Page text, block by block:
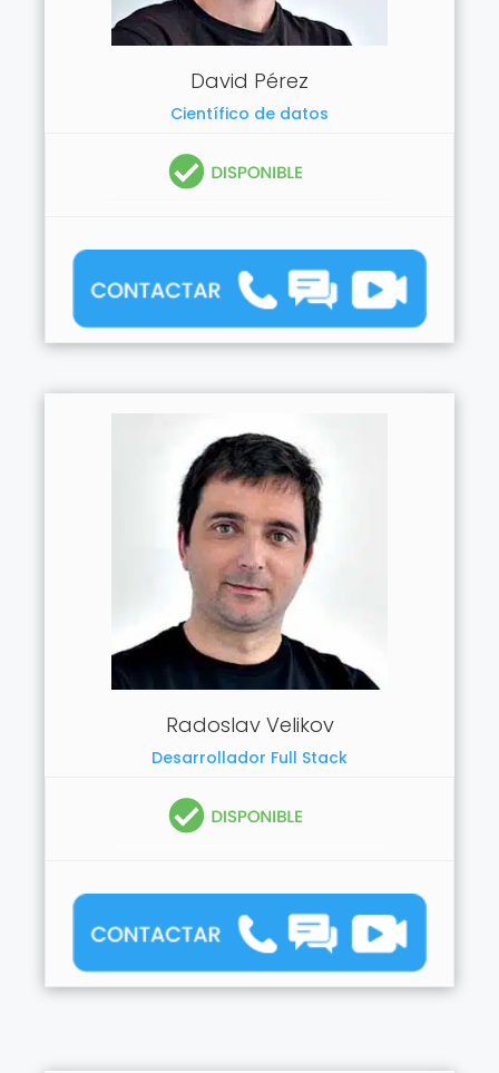
David Pérez
Científico de datos
Radoslav Velikov
Desarrollador Full Stack